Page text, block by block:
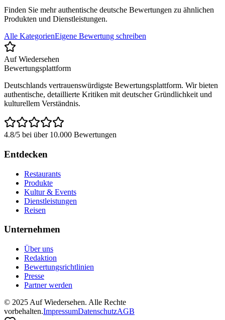
Finden Sie mehr authentische deutsche Bewertungen zu ähnlichen
Produkten und Dienstleistungen.
Alle KategorienEigene Bewertung schreiben
Auf Wiedersehen
Bewertungsplattform
Deutschlands vertrauenswürdigste Bewertungsplattform. Wir bieten
authentische, detaillierte Kritiken mit deutscher Gründlichkeit und
kulturellem Verständnis.
4.8/5 bei über 10.000 Bewertungen
Entdecken
Restaurants
Produkte
Kultur & Events
Dienstleistungen
Reisen
Unternehmen
Über uns
Redaktion
Bewertungsrichtlinien
Presse
Partner werden
© 2025 Auf Wiedersehen. Alle Rechte
vorbehalten.ImpressumDatenschutzAGB